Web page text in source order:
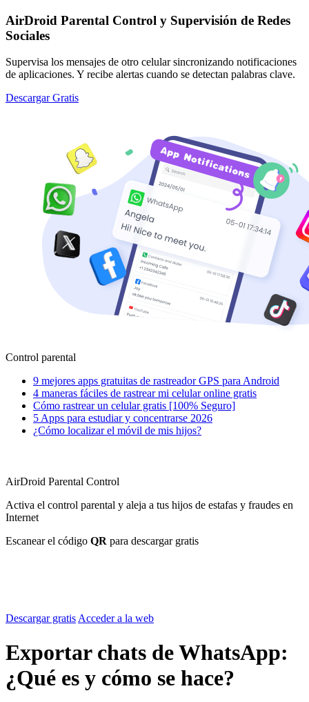
AirDroid Parental Control y Supervisión de Redes
Sociales
Supervisa los mensajes de otro celular sincronizando notificaciones
de aplicaciones. Y recibe alertas cuando se detectan palabras clave.
Descargar Gratis
Control parental
9 mejores apps gratuitas de rastreador GPS para Android
4 maneras fáciles de rastrear mi celular online gratis
Cómo rastrear un celular gratis [100% Seguro]
5 Apps para estudiar y concentrarse 2026
¿Cómo localizar el móvil de mis hijos?
AirDroid Parental Control
Activa el control parental y aleja a tus hijos de estafas y fraudes en
Internet
Escanear el código QR para descargar gratis
Descargar gratisAcceder a la web
Exportar chats de WhatsApp:
¿Qué es y cómo se hace?